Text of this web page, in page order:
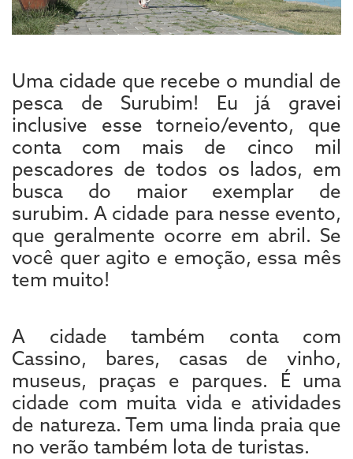
Uma cidade que recebe o mundial de
pesca de Surubim! Eu já gravei
inclusive esse torneio/evento, que
conta com mais de cinco mil
pescadores de todos os lados, em
busca do maior exemplar de
surubim. A cidade para nesse evento,
que geralmente ocorre em abril. Se
você quer agito e emoção, essa mês
tem muito!
A cidade também conta com
Cassino, bares, casas de vinho,
museus, praças e parques. É uma
cidade com muita vida e atividades
de natureza. Tem uma linda praia que
no verão também lota de turistas.